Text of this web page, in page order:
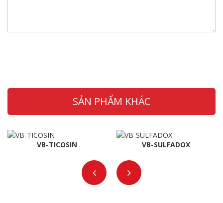
SẢN PHẨM KHÁC
VB-TICOSIN VB-SULFADOX